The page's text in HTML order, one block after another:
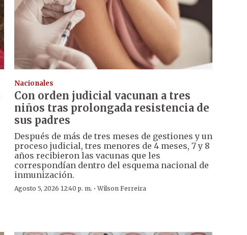
Nacionales
Con orden judicial vacunan a tres
niños tras prolongada resistencia de
sus padres
Después de más de tres meses de gestiones y un
proceso judicial, tres menores de 4 meses, 7 y 8
años recibieron las vacunas que les
correspondían dentro del esquema nacional de
inmunización.
Agosto 5, 2026 12:40 p. m. ·Wilson Ferreira